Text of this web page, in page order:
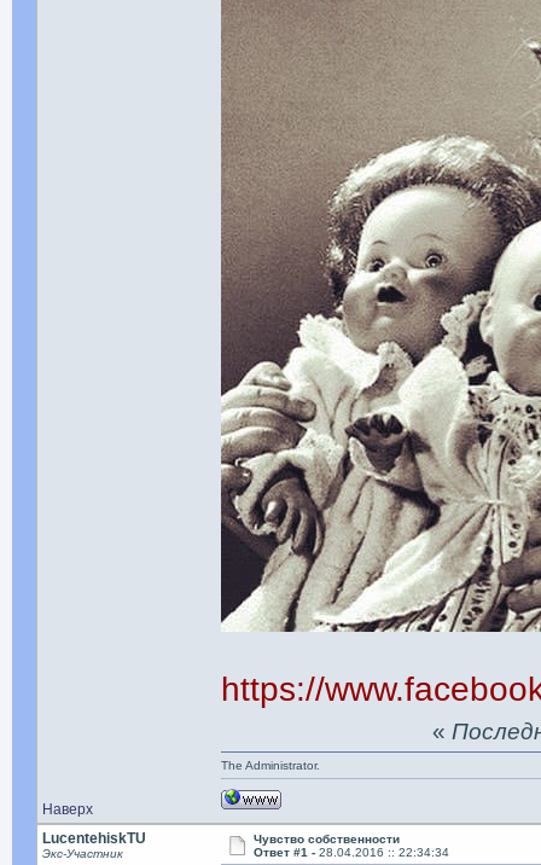
https://
Наверх
«
The Administrator.
LucentehiskTU
Экс-Участник
Чувство собственности
Ответ #1 -28.04.2016 :: 22:34:34